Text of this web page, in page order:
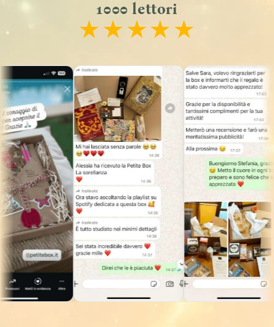
1000 lettori
★★★★★